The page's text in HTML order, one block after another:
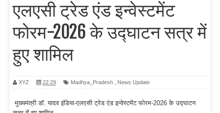
एलएसी ट्रेड एंड इन्वेस्टमेंट
फोरम-2026 के उद्घाटन सत्र में
हुए शामिल
XYZ 22:29 Madhya_Pradesh News Update
मुख्यमंत्री डॉ. यादव इंडिया-एलएसी ट्रेड एंड इन्वेस्टमेंट फोरम-2026 के उद्घाटन